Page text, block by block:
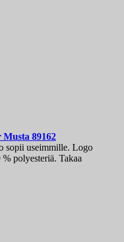
Musta 89162
sopii useimmille. Logo
polyesteriä. Takaa